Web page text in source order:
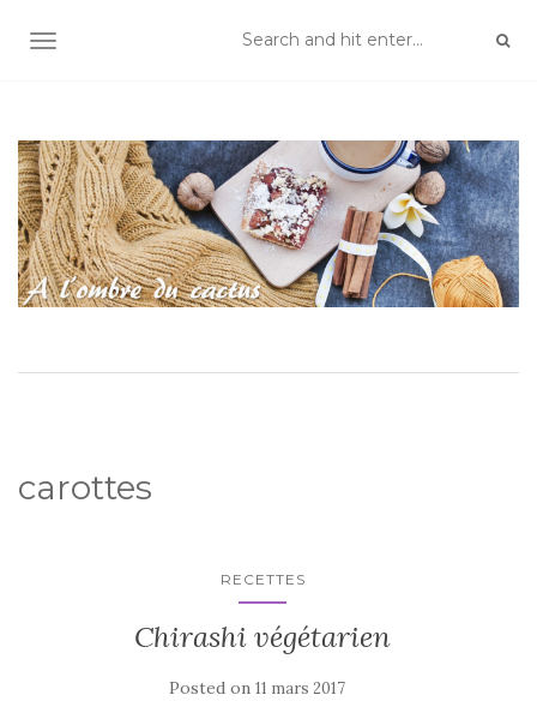
TOGGLE NAVIGATION
carottes
RECETTES
Chirashi végétarien
Posted on 11 mars 2017